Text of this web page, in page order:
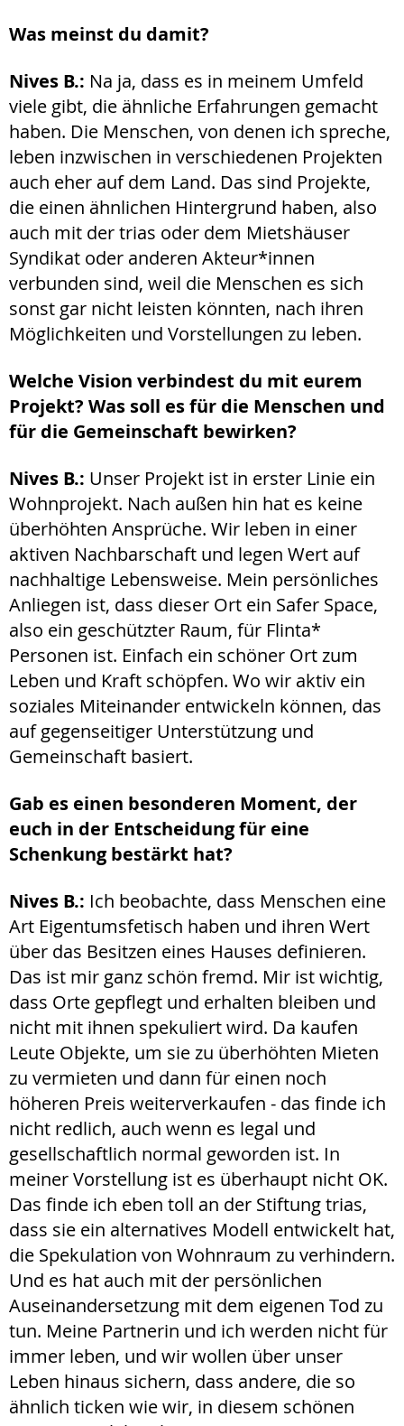
Was meinst du damit?
Nives B.: Na ja, dass es in meinem Umfeld
viele gibt, die ähnliche Erfahrungen gemacht
haben. Die Menschen, von denen ich spreche,
leben inzwischen in verschiedenen Projekten
auch eher auf dem Land. Das sind Projekte,
die einen ähnlichen Hintergrund haben, also
auch mit der trias oder dem Mietshäuser
Syndikat oder anderen Akteur*innen
verbunden sind, weil die Menschen es sich
sonst gar nicht leisten könnten, nach ihren
Möglichkeiten und Vorstellungen zu leben.
Welche Vision verbindest du mit eurem
Projekt? Was soll es für die Menschen und
für die Gemeinschaft bewirken?
Nives B.: Unser Projekt ist in erster Linie ein
Wohnprojekt. Nach außen hin hat es keine
überhöhten Ansprüche. Wir leben in einer
aktiven Nachbarschaft und legen Wert auf
nachhaltige Lebensweise. Mein persönliches
Anliegen ist, dass dieser Ort ein Safer Space,
also ein geschützter Raum, für Flinta*
Personen ist. Einfach ein schöner Ort zum
Leben und Kraft schöpfen. Wo wir aktiv ein
soziales Miteinander entwickeln können, das
auf gegenseitiger Unterstützung und
Gemeinschaft basiert.
Gab es einen besonderen Moment, der
euch in der Entscheidung für eine
Schenkung bestärkt hat?
Nives B.: Ich beobachte, dass Menschen eine
Art Eigentumsfetisch haben und ihren Wert
über das Besitzen eines Hauses definieren.
Das ist mir ganz schön fremd. Mir ist wichtig,
dass Orte gepflegt und erhalten bleiben und
nicht mit ihnen spekuliert wird. Da kaufen
Leute Objekte, um sie zu überhöhten Mieten
zu vermieten und dann für einen noch
höheren Preis weiterverkaufen - das finde ich
nicht redlich, auch wenn es legal und
gesellschaftlich normal geworden ist. In
meiner Vorstellung ist es überhaupt nicht OK.
Das finde ich eben toll an der Stiftung trias,
dass sie ein alternatives Modell entwickelt hat,
die Spekulation von Wohnraum zu verhindern.
Und es hat auch mit der persönlichen
Auseinandersetzung mit dem eigenen Tod zu
tun. Meine Partnerin und ich werden nicht für
immer leben, und wir wollen über unser
Leben hinaus sichern, dass andere, die so
ähnlich ticken wie wir, in diesem schönen